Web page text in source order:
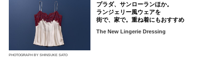
PHOTOGRAPH BY SHINSUKE SATO
プラダ、サンローランほか。
ランジェリー風ウェアを
街で、家で。重ね着にもおすすめ
The New Lingerie Dressing